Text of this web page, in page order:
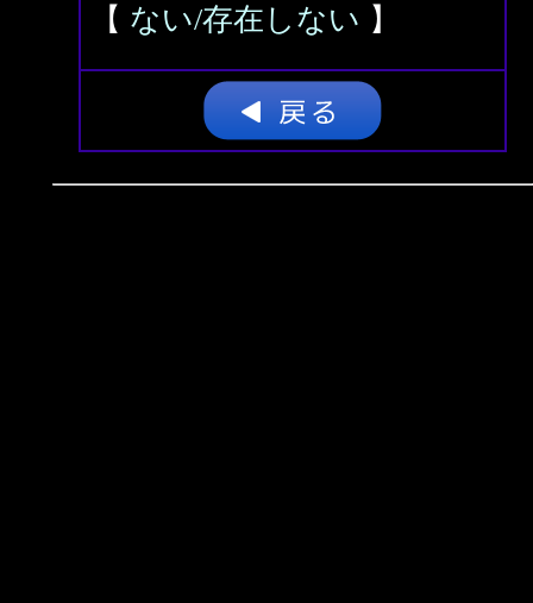
【 ない/存在しない 】